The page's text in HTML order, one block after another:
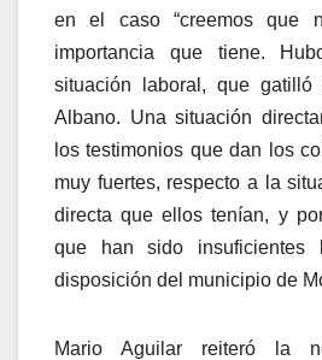
en el caso “creemos que
importancia que tiene.
situación laboral, que
Albano. Una situación
los testimonios que dan los
muy fuertes, respecto a la
directa que ellos tenían, y
que han sido
disposición del municipio de
Mario Aguilar reiteró la